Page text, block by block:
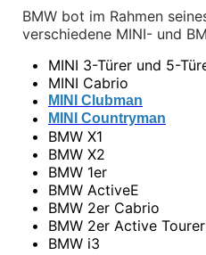
Transport & Gepäck
Exterieur
Kommunikation &
Winterkompletträder
Sommerkompletträder
Räderzubehör
Felgen
Reifen
Sicherheit
BMW Z4 Zubehör
M Performance
Transport & Gepäck
Exterieur
BMW bot im Rahmen
verschiedene MINI- und
•
MINI 3-Türer und 5-
•
MINI Cabrio
•
MINI Clubman
• MINI Countryman
•
BMW X1
•
BMW X2
•
BMW 1er
•
BMW ActiveE
•
BMW 2er Cabrio
•
BMW 2er Active Tourer
•
BMW i3